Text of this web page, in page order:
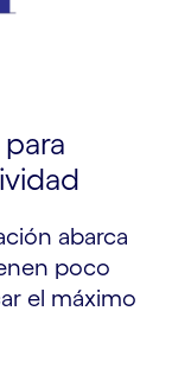
abarca
poco
el máximo